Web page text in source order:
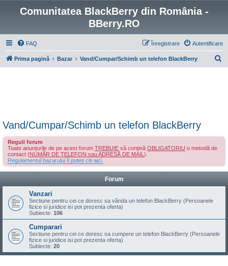
Comunitatea BlackBerry din România -
BBerry.RO
FAQ Autentificare
Înregistrare
Prima pagină Bazar Vand/Cumpar/Schimb un telefon BlackBerry
Vand/Cumpar/Schimb un telefon BlackBerry
Reguli forum
Toate anunțurile de pe acest forum TREBUIE să conțină OBLIGATORIU o metodă de
contact (NUMĂR DE TELEFON sau ADRESĂ DE MAIL ).
Regulamentul bazarului îl puteți citi aici.
Forum
Vanzari
Sectiune pentru cei ce doresc sa vânda un telefon BlackBerry (Persoanele
fizice si juridice isi pot prezenta oferta)
Subiecte: 106
Cumparari
Sectiune pentru cei ce doresc sa cumpere un telefon BlackBerry (Persoanele
fizice si juridice isi pot prezenta oferta)
Subiecte: 20